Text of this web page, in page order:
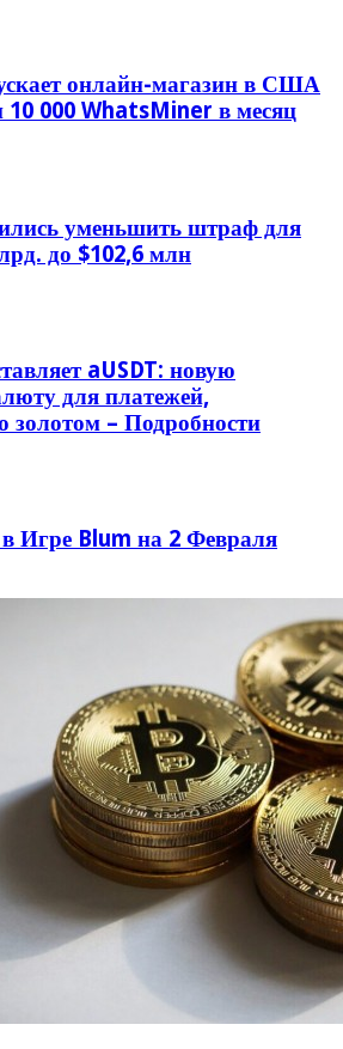
онлайн-магазин в США
10 000 WhatsMiner в месяц
уменьшить штраф для
до $102,6 млн
aUSDT: новую
для платежей,
золотом – Подробности
Игре Blum на 2 Февраля